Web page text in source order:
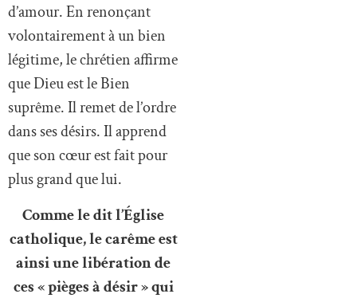
d’amour. En renonçant
volontairement à un bien
légitime, le chrétien affirme
que Dieu est le Bien
suprême. Il remet de l’ordre
dans ses désirs. Il apprend
que son cœur est fait pour
plus grand que lui.
Comme le dit l’Église
catholique, le carême est
ainsi une libération de
ces « pièges à désir » qui